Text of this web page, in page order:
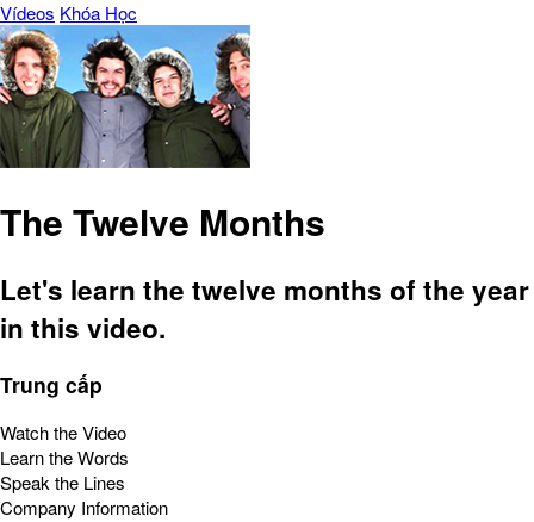
Vídeos Khóa Học
The Twelve Months
Let's learn the twelve months of the year
in this video.
Trung cấp
Watch the Video
Learn the Words
Speak the Lines
Company Information